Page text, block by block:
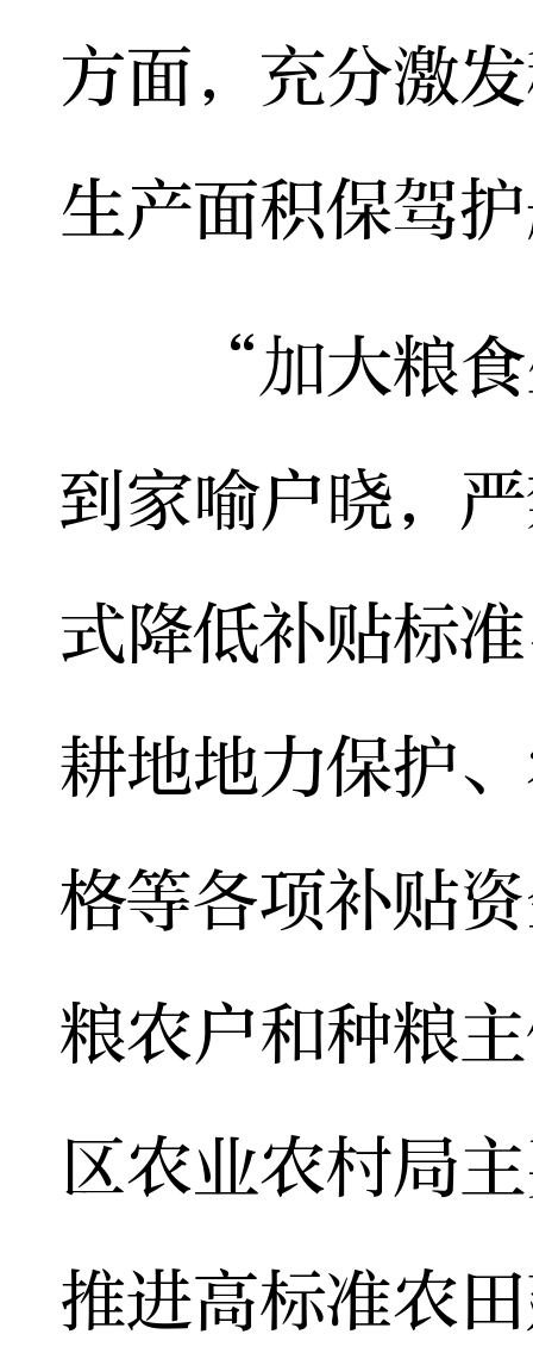
方面，充分激
生产面积保驾
“加大粮食
到家喻户晓，
式降低补贴标
耕地地力保护
格等各项补贴
粮农户和种粮
区农业农村局
推进高标准农